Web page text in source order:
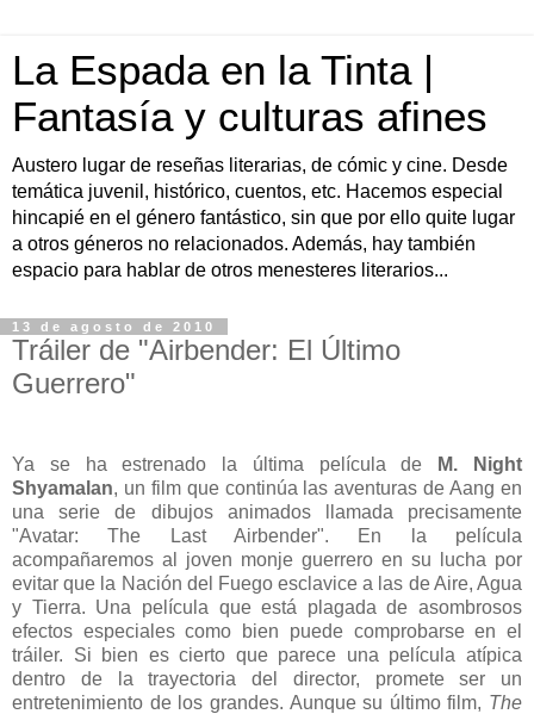
La Espada en la Tinta |
Fantasía y culturas afines
Austero lugar de reseñas literarias, de cómic y cine. Desde
temática juvenil, histórico, cuentos, etc. Hacemos especial
hincapié en el género fantástico, sin que por ello quite lugar
a otros géneros no relacionados. Además, hay también
espacio para hablar de otros menesteres literarios...
13 de agosto de 2010
Tráiler de "Airbender: El Último
Guerrero"
Ya se ha estrenado la última película de
M. Night
Shyamalan, un film que continúa las aventuras de Aang en
una serie de dibujos animados llamada precisamente
"Avatar: The Last Airbender". En la película
acompañaremos al joven monje guerrero en su lucha por
evitar que la Nación del Fuego esclavice a las de Aire, Agua
y Tierra. Una película que está plagada de asombrosos
efectos especiales como bien puede comprobarse en el
tráiler. Si bien es cierto que parece una película atípica
dentro de la trayectoria del director, promete ser un
entretenimiento de los grandes. Aunque su último film, The